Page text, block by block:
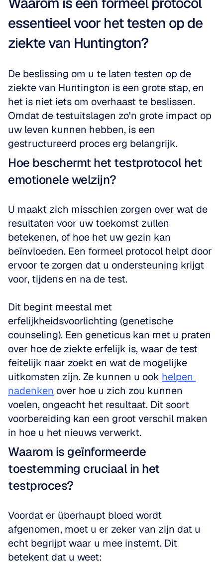
essentieel voor het testen op de
ziekte van Huntington?
De beslissing om u te laten testen op de
ziekte van Huntington is een grote stap, en
het is niet iets om overhaast te beslissen.
Omdat de testuitslagen zo'n grote impact op
uw leven kunnen hebben, is een
gestructureerd proces erg belangrijk.
Hoe beschermt het testprotocol het
emotionele welzijn?
U maakt zich misschien zorgen over wat de
resultaten voor uw toekomst zullen
betekenen, of hoe het uw gezin kan
beïnvloeden. Een formeel protocol helpt door
ervoor te zorgen dat u ondersteuning krijgt
voor, tijdens en na de test.
Dit begint meestal met
erfelijkheidsvoorlichting (genetische
counseling). Een geneticus kan met u praten
over hoe de ziekte erfelijk is, waar de test
feitelijk naar zoekt en wat de mogelijke
uitkomsten zijn. Ze kunnen u ook helpen
nadenken over hoe u zich zou kunnen
voelen, ongeacht het resultaat. Dit soort
voorbereiding kan een groot verschil maken
in hoe u het nieuws verwerkt.
Waarom is geïnformeerde
toestemming cruciaal in het
testproces?
Voordat er überhaupt bloed wordt
afgenomen, moet u er zeker van zijn dat u
echt begrijpt waar u mee instemt. Dit
betekent dat u weet: